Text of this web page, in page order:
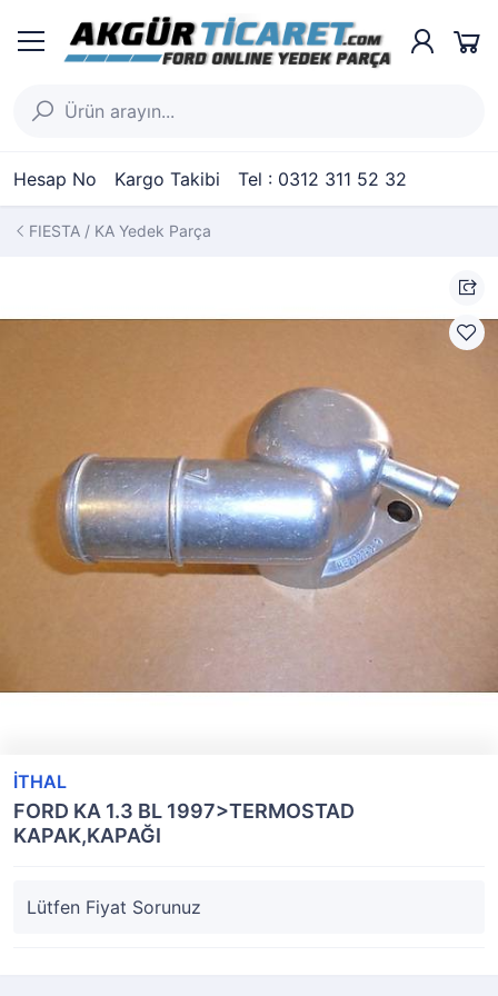
Hesap No Kargo Takibi Tel : 0312 311 52 32
FIESTA / KA Yedek Parça
İTHAL
FORD KA 1.3 BL 1997>TERMOSTAD
KAPAK,KAPAĞI
Lütfen Fiyat Sorunuz